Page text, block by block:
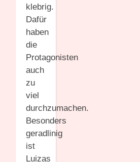
klebrig.
Dafür
haben
die
Protagonisten
auch
zu
viel
durchzumachen.
Besonders
geradlinig
ist
Luizas